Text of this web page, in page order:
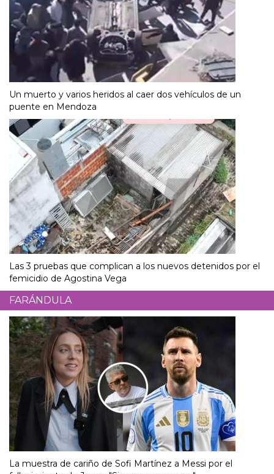
Un muerto y varios heridos al caer dos vehículos de un
puente en Mendoza
Las 3 pruebas que complican a los nuevos detenidos por el
femicidio de Agostina Vega
FARÁNDULA
La muestra de cariño de Sofi Martínez a Messi por el